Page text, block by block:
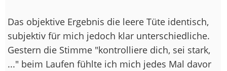
Das objektive Ergebnis die leere Tüte identisch,
subjektiv für mich jedoch klar unterschiedliche.
Gestern die Stimme "kontrolliere dich, sei stark,
..." beim Laufen fühlte ich mich jedes Mal davor